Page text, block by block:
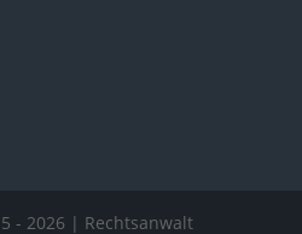
- 2026 | Rechtsanwalt